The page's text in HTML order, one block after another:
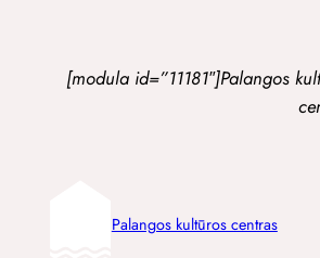
[modula id=”11181″]Palangos
Palangos kultūros centras